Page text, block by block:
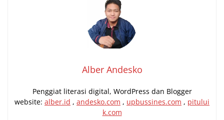
Alber Andesko
Penggiat literasi digital, WordPress dan Blogger
website: alber.id , andesko.com , upbussines.com , pitului
k.com